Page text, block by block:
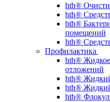
hth®
hth®
hth®
помещений
hth®
Профилактика
hth® Жидкое
отложений
hth® Жидкий
hth®
hth®